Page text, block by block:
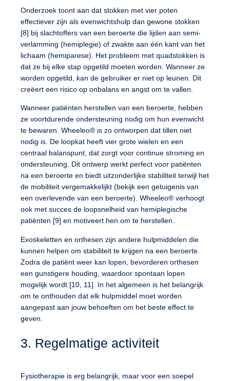
Onderzoek toont aan dat stokken met vier poten
effectiever zijn als evenwichtshulp dan gewone stokken
[8] bij slachtoffers van een beroerte die lijden aan semi-
verlamming (hemiplegie) of zwakte aan één kant van het
lichaam (hemiparese). Het probleem met quadstokken is
dat ze bij elke stap opgetild moeten worden. Wanneer ze
worden opgetild, kan de gebruiker er niet op leunen. Dit
creëert een risico op onbalans en angst om te vallen.
Wanneer patiënten herstellen van een beroerte, hebben
ze voortdurende ondersteuning nodig om hun evenwicht
te bewaren. Wheeleo® is zo ontworpen dat tillen niet
nodig is. De loopkat heeft vier grote wielen en een
centraal balanspunt, dat zorgt voor continue stroming en
ondersteuning. Dit ontwerp werkt perfect voor patiënten
na een beroerte en biedt uitzonderlijke stabiliteit terwijl het
de mobiliteit vergemakkelijkt (bekijk een getuigenis van
een overlevende van een beroerte). Wheeleo® verhoogt
ook met succes de loopsnelheid van hemiplegische
patiënten [9] en motiveert hen om te herstellen.
Exoskeletten en orthesen zijn andere hulpmiddelen die
kunnen helpen om stabiliteit te krijgen na een beroerte.
Zodra de patiënt weer kan lopen, bevorderen orthesen
een gunstigere houding, waardoor spontaan lopen
mogelijk wordt [10, 11]. In het algemeen is het belangrijk
om te onthouden dat elk hulpmiddel moet worden
aangepast aan jouw behoeften om het beste effect te
geven.
3. Regelmatige activiteit
Fysiotherapie is erg belangrijk, maar voor een soepel